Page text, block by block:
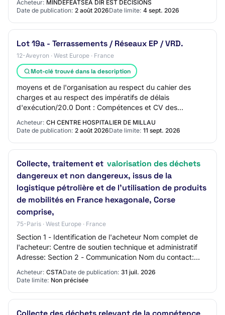
Acheteur: MINDEFEATSEA DIR EST DECISIONS
Date de publication: 2 août 2026Date limite: 4 sept. 2026
Lot 19a - Terrassements / Réseaux EP / VRD.
12-Aveyron · West Europe · France
Mot-clé trouvé dans la description
moyens et de l'organisation au respect du cahier des
charges et au respect des impératifs de délais
d'exécution/20.0 Dont : Compétences et CV des
Acheteur: CH CENTRE HOSPITALIER DE MILLAU
Date de publication: 2 août 2026Date limite: 11 sept. 2026
Collecte, traitement et valorisation des déchets
dangereux et non dangereux, issus de la
logistique pétrolière et de l’utilisation de produits
de mobilités en France hexagonale, Corse
comprise,
75-Paris · West Europe · France
Section 1 - Identification de l'acheteur Nom complet de
l'acheteur: Centre de soutien technique et administratif
Adresse: Section 2 - Communication Nom du contact:
Acheteur: CSTADate de publication: 31 juil. 2026
Date limite: Non précisée